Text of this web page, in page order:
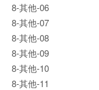
8-其他-06
8-其他-07
8-其他-08
8-其他-09
8-其他-10
8-其他-11